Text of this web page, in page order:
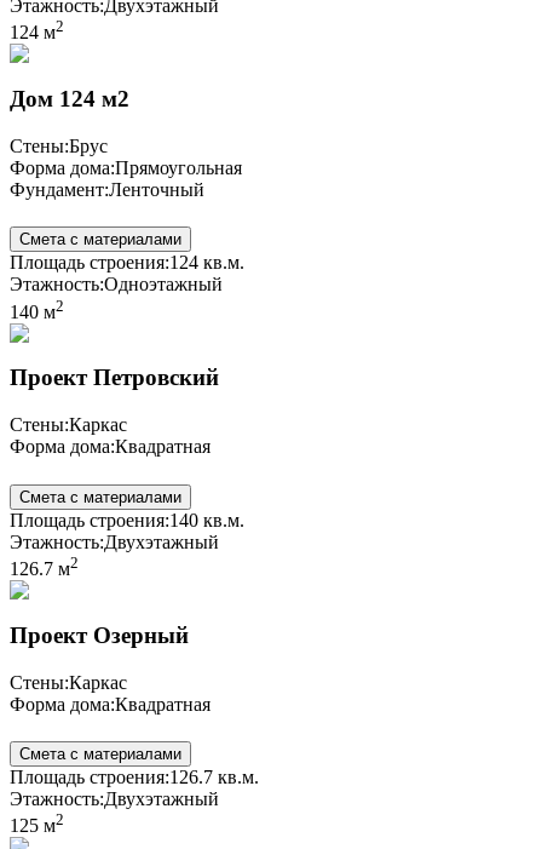
Этажность:Двухэтажный
124 м2
Дом 124 м2
Стены:Брус
Форма дома:Прямоугольная
Фундамент:Ленточный
Смета с материалами
Площадь строения:124 кв.м.
Этажность:Одноэтажный
140 м2
Проект Петровский
Стены:Каркас
Форма дома:Квадратная
Смета с материалами
Площадь строения:140 кв.м.
Этажность:Двухэтажный
126.7 м2
Проект Озерный
Стены:Каркас
Форма дома:Квадратная
Смета с материалами
Площадь строения:126.7 кв.м.
Этажность:Двухэтажный
125 м2